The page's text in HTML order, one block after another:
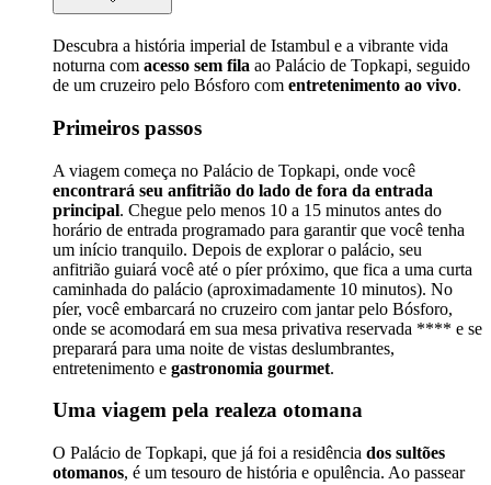
Descubra a história imperial de Istambul e a vibrante vida
noturna com acesso sem fila ao Palácio de Topkapi, seguido
de um cruzeiro pelo Bósforo com entretenimento ao vivo.
Primeiros passos
A viagem começa no Palácio de Topkapi, onde você
encontrará seu anfitrião do lado de fora da entrada
principal. Chegue pelo menos 10 a 15 minutos antes do
horário de entrada programado para garantir que você tenha
um início tranquilo. Depois de explorar o palácio, seu
anfitrião guiará você até o píer próximo, que fica a uma curta
caminhada do palácio (aproximadamente 10 minutos). No
píer, você embarcará no cruzeiro com jantar pelo Bósforo,
onde se acomodará em sua mesa privativa reservada **** e se
preparará para uma noite de vistas deslumbrantes,
entretenimento e gastronomia gourmet.
Uma viagem pela realeza otomana
O Palácio de Topkapi, que já foi a residência dos sultões
otomanos, é um tesouro de história e opulência. Ao passear